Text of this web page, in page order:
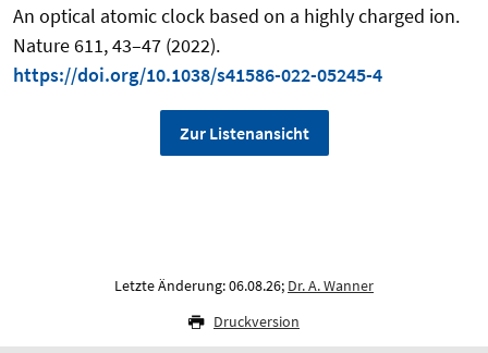
An optical atomic clock based on a highly charged ion.
Nature 611, 43–47 (2022).
https://doi.org/10.1038/s41586-022-05245-4
Zur Listenansicht
Letzte Änderung: 06.08.26; Dr. A. Wanner
Druckversion